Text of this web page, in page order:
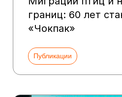
границ: 60 лет
«Чокпак»
Публикации